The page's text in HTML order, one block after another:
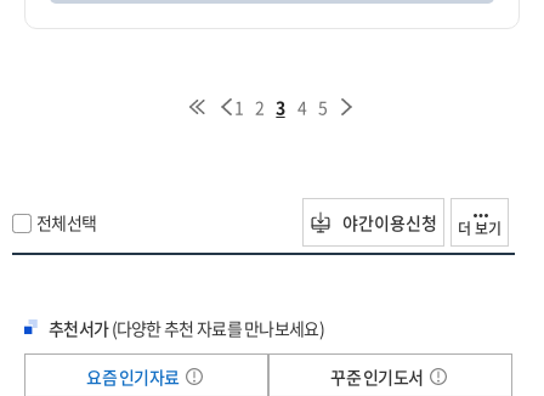
1 2 3 4 5
전체선택 야간이용신청 더 보기
추천서가(다양한 추천 자료를 만나보세요)
요즘 인기자료
꾸준 인기도서